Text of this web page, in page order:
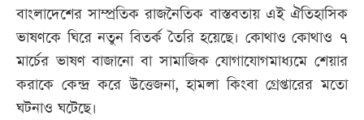
বাংলাদেশের সাম্প্রতিক রাজনৈতিক বাস্তবতায় এই ঐতিহাসিক
ভাষণকে ঘিরে নতুন বিতর্ক তৈরি হয়েছে। কোথাও কোথাও ৭
মার্চের ভাষণ বাজানো বা সামাজিক যোগাযোগমাধ্যমে শেয়ার
করাকে কেন্দ্র করে উত্তেজনা, হামলা কিংবা গ্রেপ্তারের মতো
ঘটনাও ঘটেছে।